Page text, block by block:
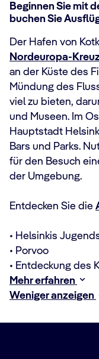
Beginnen Sie mit
buchen Sie
Der Hafen von
Nordeuropa-
an der Küste des
Mündung des
viel zu bieten,
und Museen. Im
Hauptstadt
Bars und Parks.
für den Besuch
der Umgebung.
Entdecken Sie die
• Helsinkis
• Porvoo
• Entdeckung des
Mehr erfahren
Weniger anzeigen